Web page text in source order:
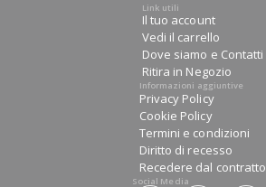
Link utili
Il tuo account
Vedi il carrello
Dove siamo e Contatti
Ritira in Negozio
Informazioni aggiuntive
Privacy Policy
Cookie Policy
Termini e condizioni
Diritto di recesso
Recedere dal contratto
Social Media